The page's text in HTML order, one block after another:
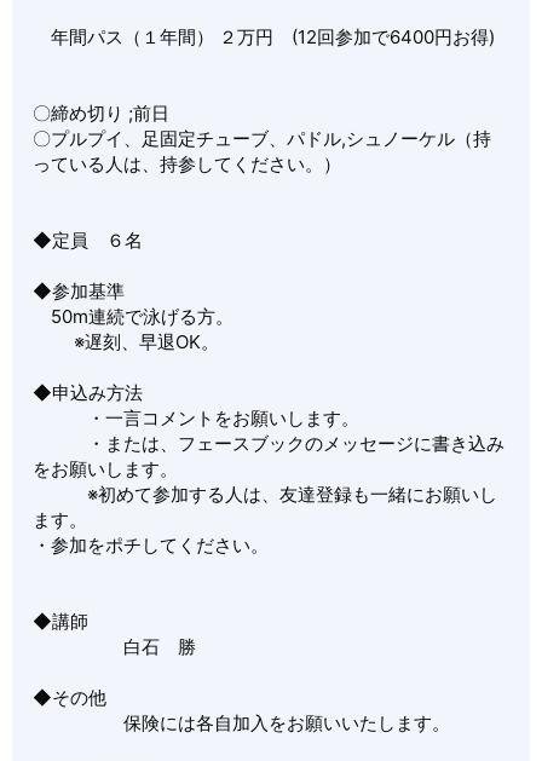
年間パス（１年間） ２万円 (12回参加で6400円お得)
〇締め切り ;前日
〇プルプイ、足固定チューブ、パドル,シュノーケル（持
っている人は、持参してください。）
◆定員 ６名
◆参加基準
50m連続で泳げる方。
※遅刻、早退OK。
◆申込み方法
・一言コメントをお願いします。
・または、フェースブックのメッセージに書き込み
をお願いします。
※初めて参加する人は、友達登録も一緒にお願いし
ます。
・参加をポチしてください。
◆講師
白石 勝
◆その他
保険には各自加入をお願いいたします。